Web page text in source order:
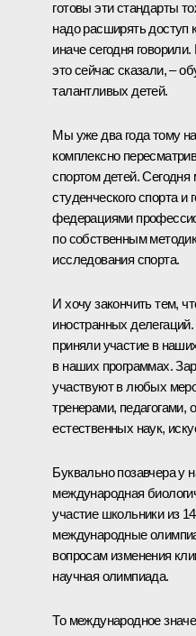
готовы эти стандарты
надо расширять доступ
иначе сегодня
это сейчас сказали, –
талантливых детей.
Мы уже два года тому
комплексно
спортом детей.
студенческого спорта
федерациями
по собственным
исследования спорта.
И хочу закончить тем,
иностранных
приняли участие в
в наших программах.
участвуют в любых
тренерами, педагогами,
естественных наук,
Буквально позавчера у
международная
участие школьники из
международные
вопросам изменения
научная олимпиада.
То международное